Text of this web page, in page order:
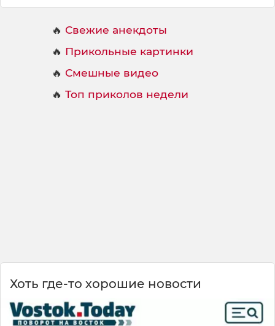
🔥 Свежие анекдоты
🔥 Прикольные картинки
🔥 Смешные видео
🔥 Топ приколов недели
Хоть где-то хорошие новости